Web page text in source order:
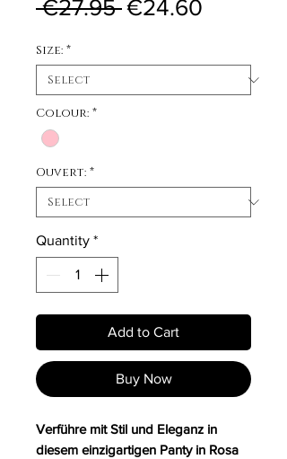
€27.95 Regular Price
€24.60
Size: *
Colour: *
Ouvert: *
Quantity *
Add to Cart
Buy Now
Verführe mit Stil und Eleganz in
diesem einzigartigen Panty in Rosa